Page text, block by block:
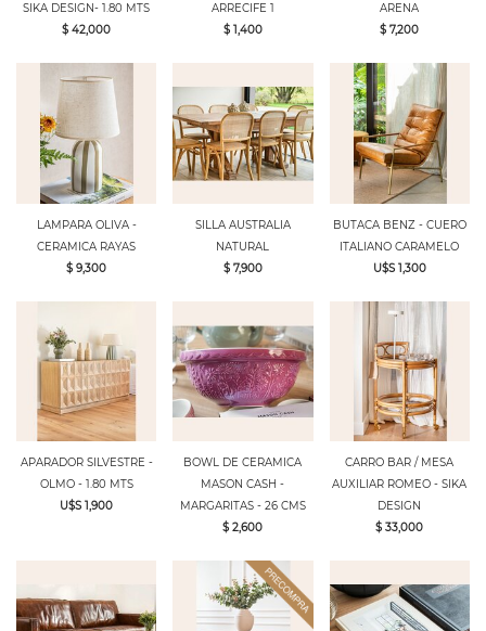
SIKA DESIGN- 1.80 MTS
$ 42,000
ARRECIFE 1
$ 1,400
ARENA
$ 7,200
LAMPARA OLIVA -
CERAMICA RAYAS
$ 9,300
SILLA AUSTRALIA
NATURAL
$ 7,900
BUTACA BENZ - CUERO
ITALIANO CARAMELO
U$S 1,300
APARADOR SILVESTRE -
OLMO - 1.80 MTS
U$S 1,900
BOWL DE CERAMICA
MASON CASH -
MARGARITAS - 26 CMS
$ 2,600
CARRO BAR / MESA
AUXILIAR ROMEO - SIKA
DESIGN
$ 33,000